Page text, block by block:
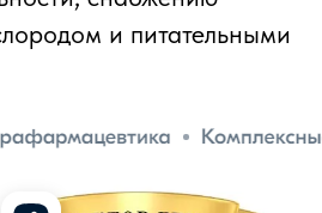
и питательными